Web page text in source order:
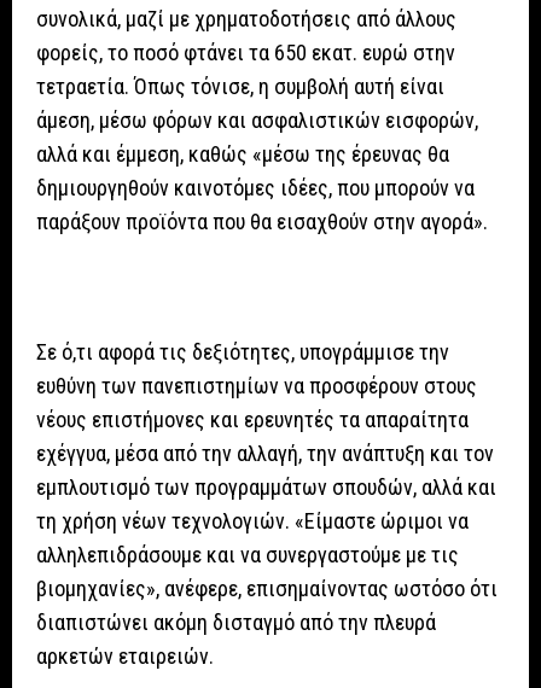
συνολικά, μαζί με χρηματοδοτήσεις από άλλους
φορείς, το ποσό φτάνει τα 650 εκατ. ευρώ στην
τετραετία. Όπως τόνισε, η συμβολή αυτή είναι
άμεση, μέσω φόρων και ασφαλιστικών εισφορών,
αλλά και έμμεση, καθώς «μέσω της έρευνας θα
δημιουργηθούν καινοτόμες ιδέες, που μπορούν να
παράξουν προϊόντα που θα εισαχθούν στην αγορά».
Σε ό,τι αφορά τις δεξιότητες, υπογράμμισε την
ευθύνη των πανεπιστημίων να προσφέρουν στους
νέους επιστήμονες και ερευνητές τα απαραίτητα
εχέγγυα, μέσα από την αλλαγή, την ανάπτυξη και τον
εμπλουτισμό των προγραμμάτων σπουδών, αλλά και
τη χρήση νέων τεχνολογιών. «Είμαστε ώριμοι να
αλληλεπιδράσουμε και να συνεργαστούμε με τις
βιομηχανίες», ανέφερε, επισημαίνοντας ωστόσο ότι
διαπιστώνει ακόμη δισταγμό από την πλευρά
αρκετών εταιρειών.